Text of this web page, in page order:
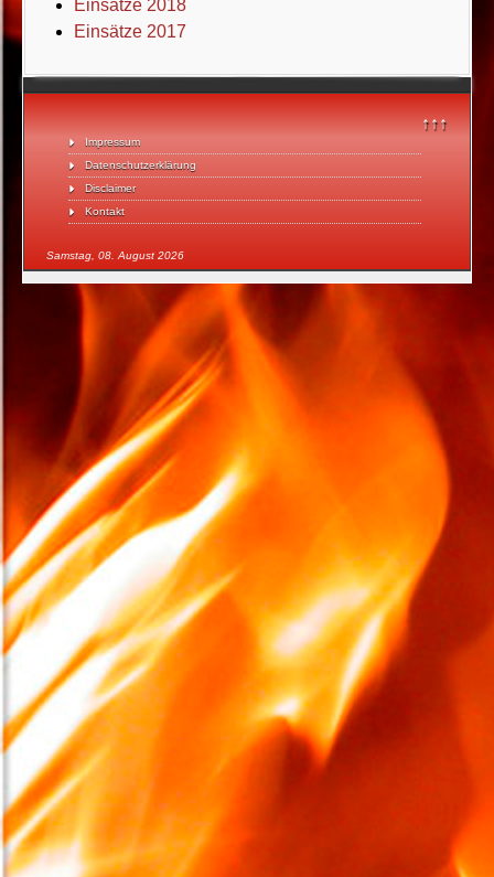
↑↑↑
Impressum
Datenschutzerklärung
Disclaimer
Kontakt
Samstag, 08. August 2026
Einsätze 2018
Einsätze 2017